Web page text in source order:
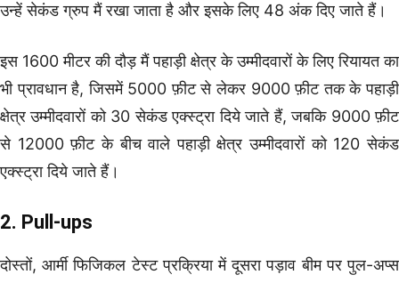
उन्हें सेकंड ग्रुप मैं रखा जाता है और इसके लिए 48 अंक दिए जाते हैं।
इस 1600 मीटर की दौड़ मैं पहाड़ी क्षेत्र के उम्मीदवारों के लिए रियायत का
भी प्रावधान है, जिसमें 5000 फ़ीट से लेकर 9000 फ़ीट तक के पहाड़ी
क्षेत्र उम्मीदवारों को 30 सेकंड एक्स्ट्रा दिये जाते हैं, जबकि 9000 फ़ीट
से 12000 फ़ीट के बीच वाले पहाड़ी क्षेत्र उम्मीदवारों को 120 सेकंड
एक्स्ट्रा दिये जाते हैं।
2. Pull-ups
दोस्तों, आर्मी फिजिकल टेस्ट प्रक्रिया में दूसरा पड़ाव बीम पर पुल-अप्स